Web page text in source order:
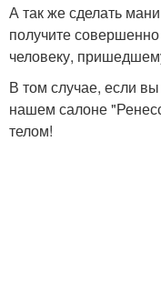
А так же сделать
получите
человеку,
В том случае, если
нашем салоне
телом!